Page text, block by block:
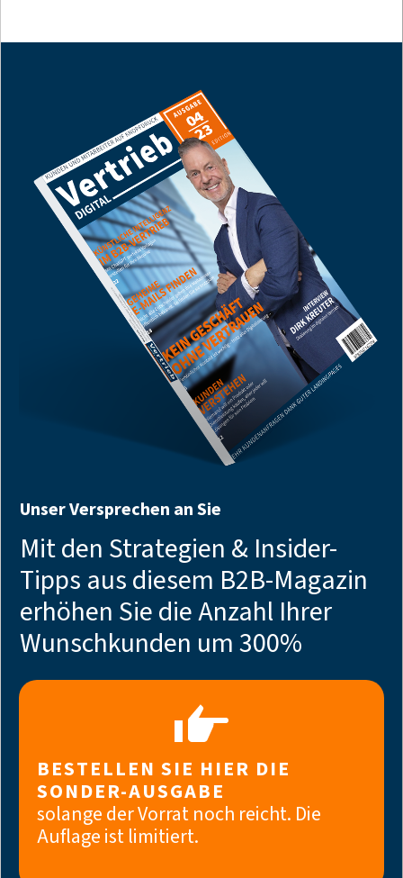
Unser Versprechen an Sie
Mit den Strategien & Insider-
Tipps aus diesem B2B-Magazin
erhöhen Sie die Anzahl Ihrer
Wunschkunden um 300%
BESTELLEN SIE HIER DIE
SONDER-AUSGABE
solange der Vorrat noch reicht. Die
Auflage ist limitiert.